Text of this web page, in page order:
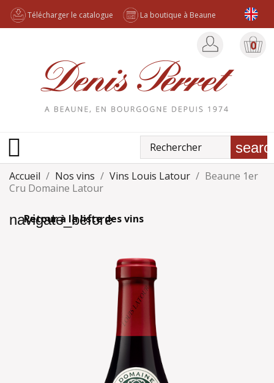
Télécharger le catalogue La boutique à Beaune
0

Accueil Nos vins Vins Louis Latour
Beaune 1er
Cru Domaine Latour
navigate_before
Retour à la liste des vins